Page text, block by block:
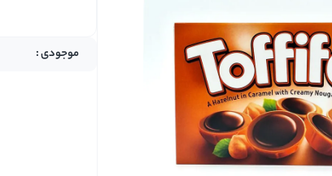
پسته
پسته احمد آقایی